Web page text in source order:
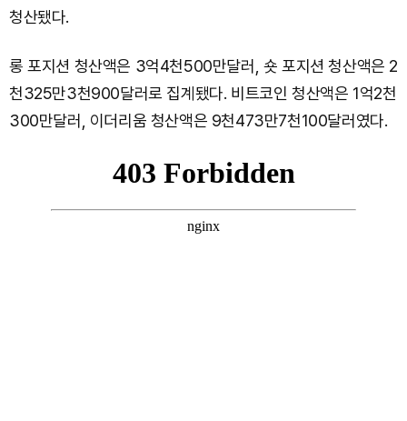
청산됐다.
롱 포지션 청산액은 3억4천500만달러, 숏 포지션 청산액은 2
천325만3천900달러로 집계됐다. 비트코인 청산액은 1억2천
300만달러, 이더리움 청산액은 9천473만7천100달러였다.